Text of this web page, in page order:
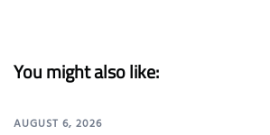
You might also like:
AUGUST 6, 2026